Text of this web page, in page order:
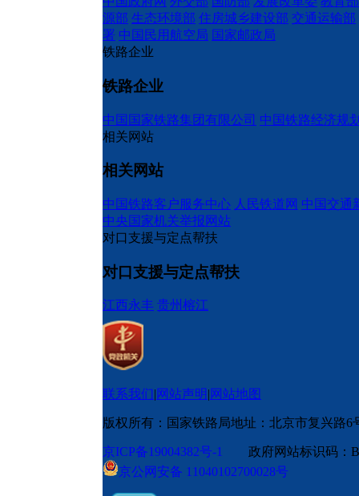
源部 生态环境部 住房城乡建设部 交通运输部
署 中国民用航空局 国家邮政局
铁路企业
铁路企业
中国国家铁路集团有限公司 中国铁路经济规
相关网站
相关网站
中国铁路客户服务中心 人民铁道网 中国交通
中央国家机关举报网站
对口支援与定点帮扶
对口支援与定点帮扶
江西永丰 贵州榕江
联系我们 网站声明 网站地图
版权所有：国家铁路局地址：北京市复兴路6
京ICP备19004382号-1 政府网站标识码
京公网安备 11040102700028号